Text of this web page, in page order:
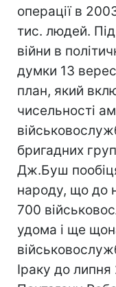
операції в
тис. людей.
війни в
думки 13
план, який
чисельності
бригадних
Дж.Буш
народу, що до
700
удома і ще
Іраку до